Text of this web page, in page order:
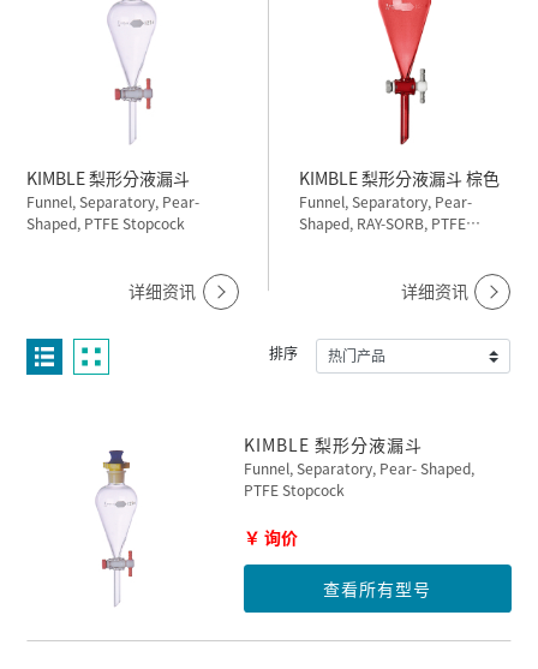
KIMBLE 梨形分液漏斗
Funnel, Separatory, Pear-
Shaped, PTFE Stopcock
详细资讯
KIMBLE 梨形分液漏斗 棕色
Funnel, Separatory, Pear-
Shaped, RAY-SORB, PTFE
详细资讯
排序
KIMBLE 梨形分液漏斗
Funnel, Separatory, Pear- Shaped,
PTFE Stopcock
￥ 询价
查看所有型号